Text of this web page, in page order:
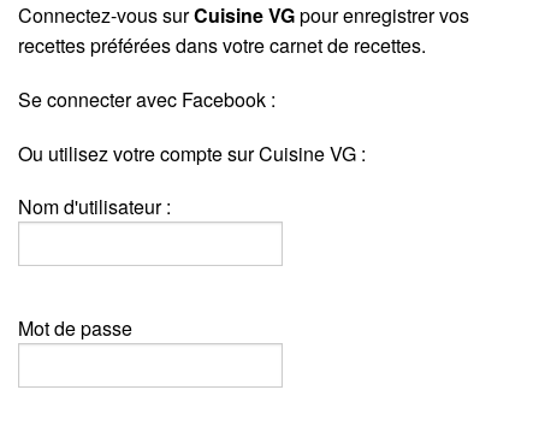
Connectez-vous surCuisine VGpour enregistrer vos
recettes préférées dans votre carnet de recettes.
Se connecter avec Facebook :
Ou utilisez votre compte sur Cuisine VG :
Nom d'utilisateur :
Mot de passe